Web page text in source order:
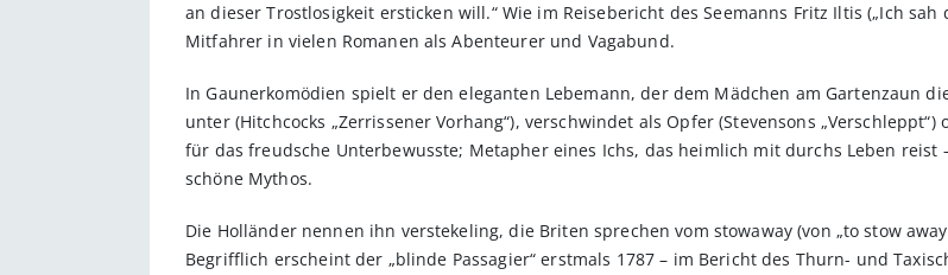
an dieser Trostlosigkeit ersticken will.“ Wie im Reisebericht des Seemanns Fritz Iltis („Ich
Mitfahrer in vielen Romanen als Abenteurer und Vagabund.
In Gaunerkomödien spielt er den eleganten Lebemann, der dem Mädchen am Gartenzaun
unter (Hitchcocks „Zerrissener Vorhang“), verschwindet als Opfer (Stevensons
für das freudsche Unterbewusste; Metapher eines Ichs, das heimlich mit durchs Leben reist
schöne Mythos.
Die Holländer nennen ihn verstekeling, die Briten sprechen vom stowaway (von „to stow
Begrifflich erscheint der „blinde Passagier“ erstmals 1787 – im Bericht des Thurn- und